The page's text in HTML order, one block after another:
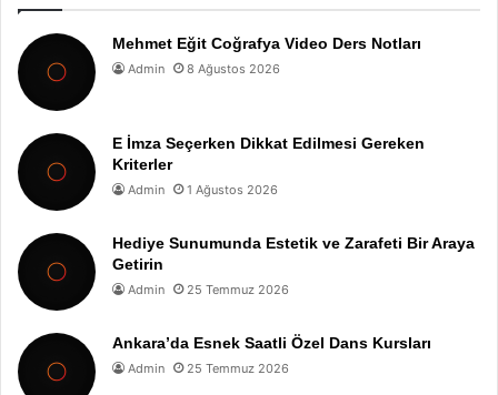
Mehmet Eğit Coğrafya Video Ders Notları
Admin 8 Ağustos 2026
E İmza Seçerken Dikkat Edilmesi Gereken
Kriterler
Admin 1 Ağustos 2026
Hediye Sunumunda Estetik ve Zarafeti Bir Araya
Getirin
Admin 25 Temmuz 2026
Ankara’da Esnek Saatli Özel Dans Kursları
Admin 25 Temmuz 2026